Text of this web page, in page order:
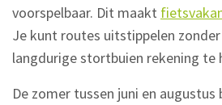
voorspelbaar. Dit maakt
Je kunt routes uitstippelen
langdurige stortbuien rekening te
De zomer tussen juni en